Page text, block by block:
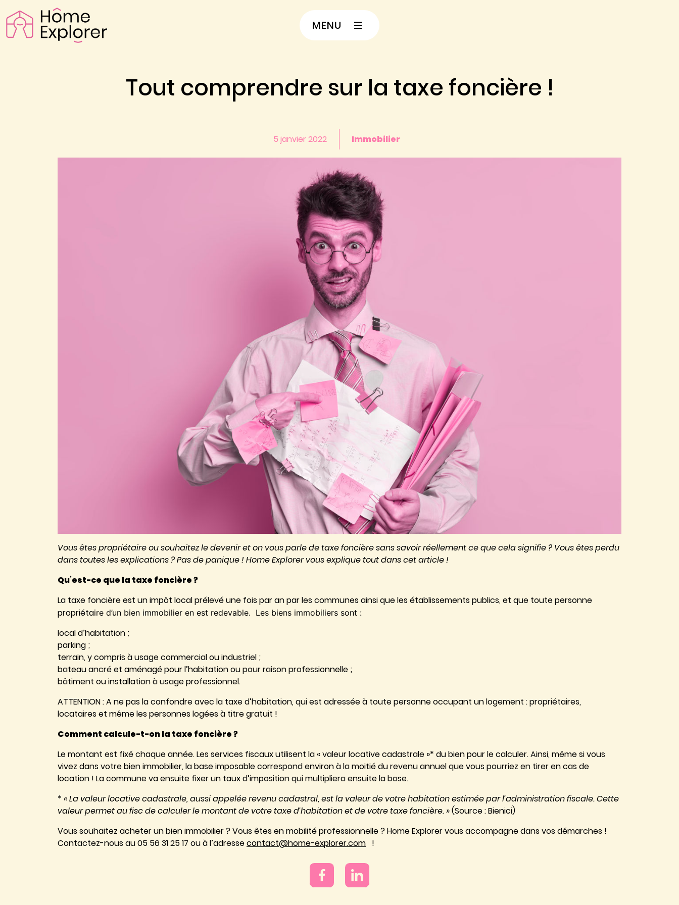
MENU
Tout comprendre sur la taxe foncière !
5 janvier 2022 Immobilier
Vous êtes propriétaire ou souhaitez le devenir et on vous parle de taxe foncière sans savoir réellement ce que cela signifie ? Vous êtes perdu
dans toutes les explications ? Pas de panique ! Home Explorer vous explique tout dans cet article !
Qu’est-ce que la taxe foncière ?
La taxe foncière est un impôt local prélevé une fois par an par les communes ainsi que les établissements publics, et que toute personne
propriétaire d’un bien immobilier en est redevable. Les biens immobiliers sont :
local d’habitation ;
parking ;
terrain, y compris à usage commercial ou industriel ;
bateau ancré et aménagé pour l’habitation ou pour raison professionnelle ;
bâtiment ou installation à usage professionnel.
ATTENTION : A ne pas la confondre avec la taxe d’habitation, qui est adressée à toute personne occupant un logement : propriétaires,
locataires et même les personnes logées à titre gratuit !
Comment calcule-t-on la taxe foncière ?
Le montant est fixé chaque année. Les services fiscaux utilisent la « valeur locative cadastrale »* du bien pour le calculer. Ainsi, même si vous
vivez dans votre bien immobilier, la base imposable correspond environ à la moitié du revenu annuel que vous pourriez en tirer en cas de
location ! La commune va ensuite fixer un taux d’imposition qui multipliera ensuite la base.
* « La valeur locative cadastrale, aussi appelée revenu cadastral, est la valeur de votre habitation estimée par l’administration fiscale. Cette
valeur permet au fisc de calculer le montant de votre taxe d’habitation et de votre taxe foncière. »(Source : Bienici)
Vous souhaitez acheter un bien immobilier ? Vous êtes en mobilité professionnelle ? Home Explorer vous accompagne dans vos démarches !
Contactez-nous au 05 56 31 25 17 ou à l’adressecontact@home-explorer.com !